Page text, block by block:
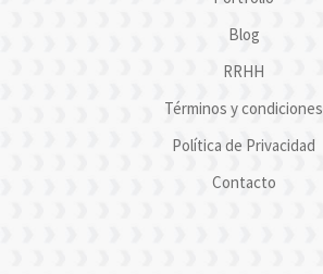
Blog
RRHH
Términos y condiciones
Política de Privacidad
Contacto